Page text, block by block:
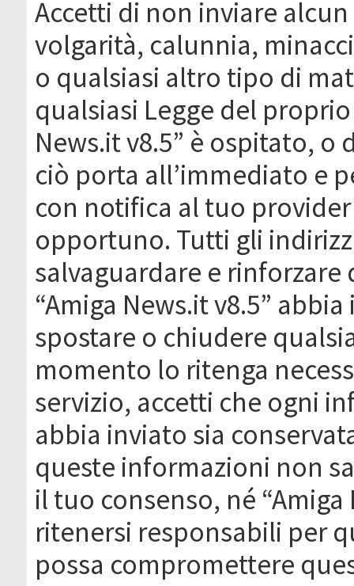
Accetti di non inviare
volgarità, calunnia,
o qualsiasi altro tipo di
qualsiasi Legge del
News.it v8.5” è ospitato, o
ciò porta all’immediato e
con notifica al tuo
opportuno. Tutti gli
salvaguardare e
“Amiga News.it v8.5”
spostare o chiudere
momento lo ritenga
servizio, accetti che ogni
abbia inviato sia
queste informazioni non
il tuo consenso, né
ritenersi responsabili per
possa compromettere